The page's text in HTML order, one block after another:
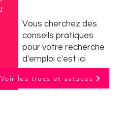
Vous cherchez des
conseils pratiques
pour votre recherche
d'emploi c'est ici
Voir les trucs et astuces